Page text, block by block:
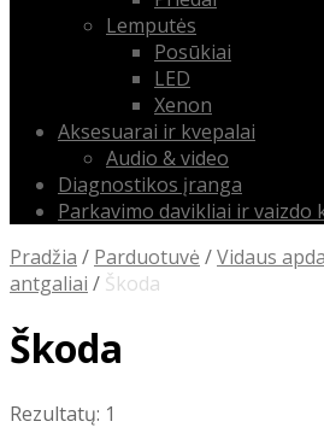
Lemputės
Posūkiai
LED
Xenon
Aksesuarai ir kvepalai
Audio & video
Diagnostikos įranga
Parkavimo davikliai ir vaizdo
Pradžia / Parduotuvė /Vidaus
antgaliai / Škoda
Škoda
Rezultatų: 1